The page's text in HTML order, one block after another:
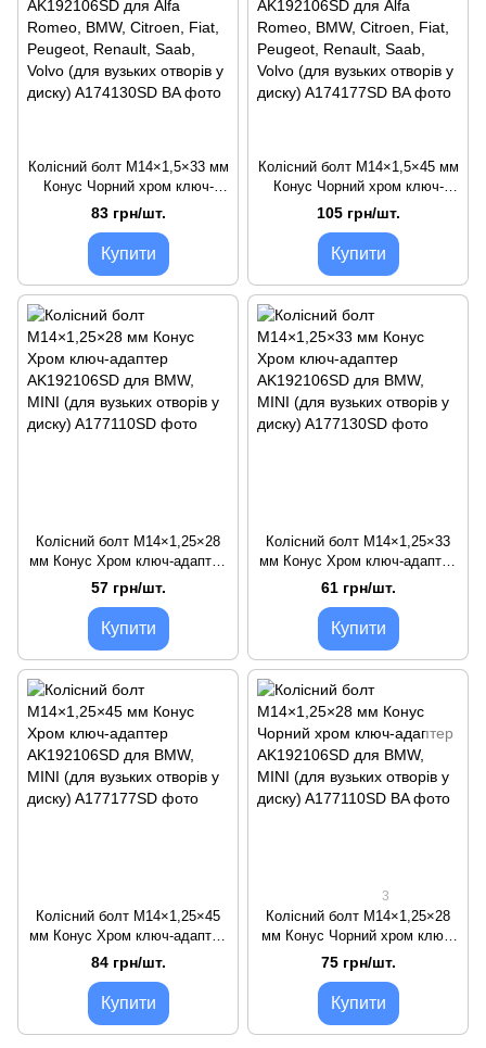
Колісний болт M14×1,5×33 мм
Конус Чорний хром ключ-
адаптер AK192106SD для Alfa
Romeo, BMW, Citroen, Fiat,
Peugeot, Renault, Saab, Volvo
(для вузьких отворів у диску)
83 грн/шт.
Купити
Колісний болт M14×1,5×45 мм
Конус Чорний хром ключ-
адаптер AK192106SD для Alfa
Romeo, BMW, Citroen, Fiat,
Peugeot, Renault, Saab, Volvo
(для вузьких отворів у диску)
105 грн/шт.
Купити
Колісний болт M14×1,25×28
мм Конус Хром ключ-адаптер
AK192106SD для BMW, MINI
(для вузьких отворів у диску)
57 грн/шт.
Купити
Колісний болт M14×1,25×33
мм Конус Хром ключ-адаптер
AK192106SD для BMW, MINI
(для вузьких отворів у диску)
61 грн/шт.
Купити
Колісний болт M14×1,25×45
мм Конус Хром ключ-адаптер
AK192106SD для BMW, MINI
(для вузьких отворів у диску)
84 грн/шт.
Купити
3
Колісний болт M14×1,25×28
мм Конус Чорний хром ключ-
адаптер AK192106SD для
BMW, MINI (для вузьких
отворів у диску)
75 грн/шт.
Купити